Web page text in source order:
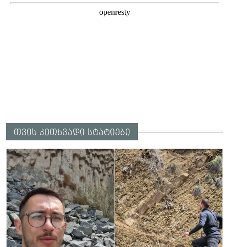
თვის კითხვადი სტატიები